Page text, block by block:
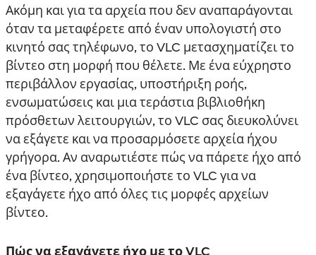
Ακόμη και για τα αρχεία που δεν αναπαράγονται
όταν τα μεταφέρετε από έναν υπολογιστή στο
κινητό σας τηλέφωνο, το VLC μετασχηματίζει το
βίντεο στη μορφή που θέλετε. Με ένα εύχρηστο
περιβάλλον εργασίας, υποστήριξη ροής,
ενσωματώσεις και μια τεράστια βιβλιοθήκη
πρόσθετων λειτουργιών, το VLC σας διευκολύνει
να εξάγετε και να προσαρμόσετε αρχεία ήχου
γρήγορα. Αν αναρωτιέστε πώς να πάρετε ήχο από
ένα βίντεο, χρησιμοποιήστε το VLC για να
εξαγάγετε ήχο από όλες τις μορφές αρχείων
βίντεο.
Πώς να εξαγάγετε ήχο με το VLC